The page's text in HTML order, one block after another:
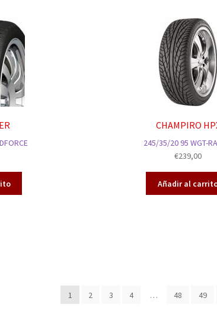
CHAMPIRO
245/35/20 95 WGT-
€239,00
Añadir al
1 2 3 4 … 48 49